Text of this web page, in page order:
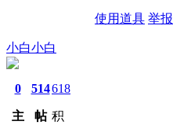
使用道具 举报
小白小白
0
主
514
帖
618
积